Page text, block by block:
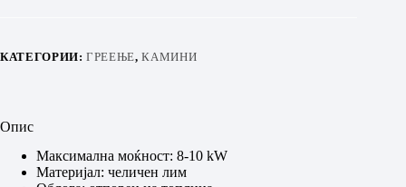
КАТЕГОРИИ:ГРЕЕЊЕ,КАМИНИ
Опис
Максимална моќност: 8-10 kW
Материјал: челичен лим